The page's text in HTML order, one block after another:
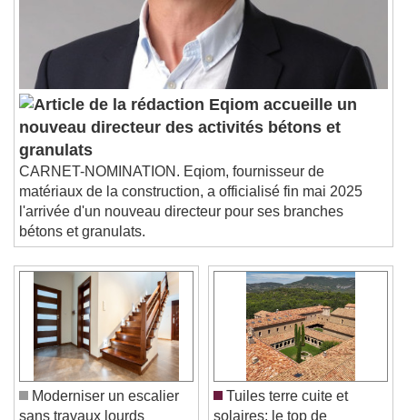
Eqiom accueille un
nouveau directeur des activités bétons et
granulats
CARNET-NOMINATION. Eqiom, fournisseur de
matériaux de la construction, a officialisé fin mai 2025
l'arrivée d'un nouveau directeur pour ses branches
bétons et granulats.
Moderniser un escalier
Tuiles terre cuite et